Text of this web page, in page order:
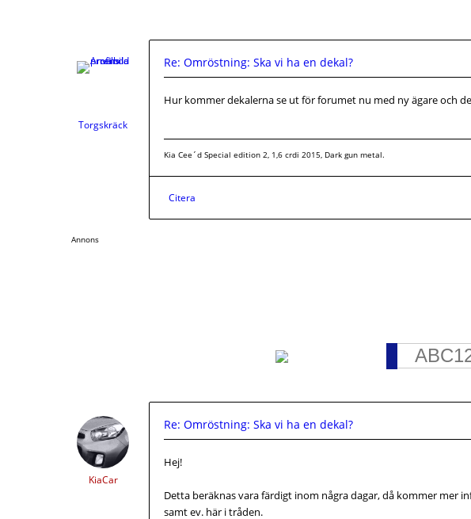
Torgskräck
Re: Omröstning: Ska vi ha en dekal?
Hur kommer dekalerna se ut för forumet nu med ny ägare och
Kia Cee´d Special edition 2, 1,6 crdi 2015, Dark gun metal.
Citera
Annons
KiaCar
Re: Omröstning: Ska vi ha en dekal?
Hej!
Detta beräknas vara färdigt inom några dagar, då kommer mer
samt ev. här i tråden.